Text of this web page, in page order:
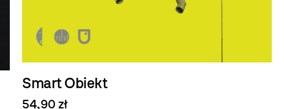
Smart Obiekt
54,90 zł